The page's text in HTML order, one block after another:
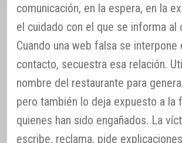
comunicación, en la espera, en la
el cuidado con el que se informa al
Cuando una web falsa se
contacto, secuestra esa relación.
nombre del restaurante para
pero también lo deja expuesto a la
quienes han sido engañados. La
escribe, reclama, pide